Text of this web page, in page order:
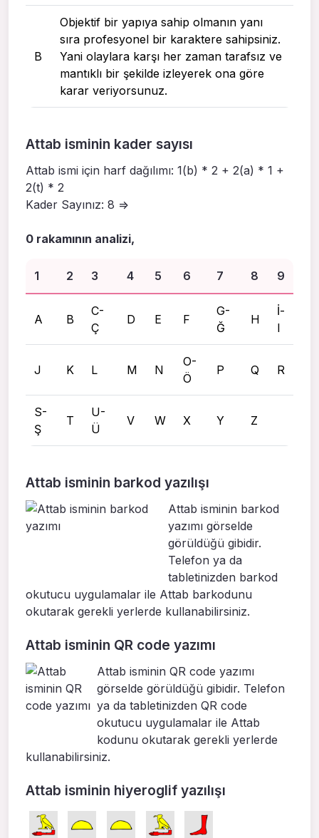
B
Objektif bir yapıya sahip olmanın yanı
sıra profesyonel bir karaktere sahipsiniz.
Yani olaylara karşı her zaman tarafsız ve
mantıklı bir şekilde izleyerek ona göre
karar veriyorsunuz.
Attab isminin kader sayısı
Attab ismi için harf dağılımı: 1(b) * 2 + 2(a) * 1 +
2(t) * 2
Kader Sayınız: 8 =>
0 rakamının analizi,
1 2 3 4 5 6 7 8 9
A B
C-
Ç
D E F
G-
Ğ
H
İ-
I
J K L M N
O-
Ö
P Q R
S-
Ş
T
U-
Ü
V W X Y Z
Attab isminin barkod yazılışı
Attab isminin barkod
yazımı görselde
görüldüğü gibidir.
Telefon ya da
tabletinizden barkod
okutucu uygulamalar ile Attab barkodunu
okutarak gerekli yerlerde kullanabilirsiniz.
Attab isminin QR code yazımı
Attab isminin QR code yazımı
görselde görüldüğü gibidir. Telefon
ya da tabletinizden QR code
okutucu uygulamalar ile Attab
kodunu okutarak gerekli yerlerde
kullanabilirsiniz.
Attab isminin hiyeroglif yazılışı